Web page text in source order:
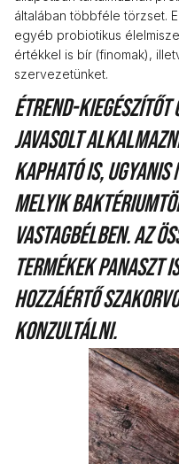
általában többféle törzset.
egyéb probiotikus
értékkel is bír (finomak),
szervezetünket.
Étrend-kiegészítőt
javasolt
kapható is, ugyanis
melyik
vastagbélben. Az
termékek panaszt
hozzáértő
konzultálni.